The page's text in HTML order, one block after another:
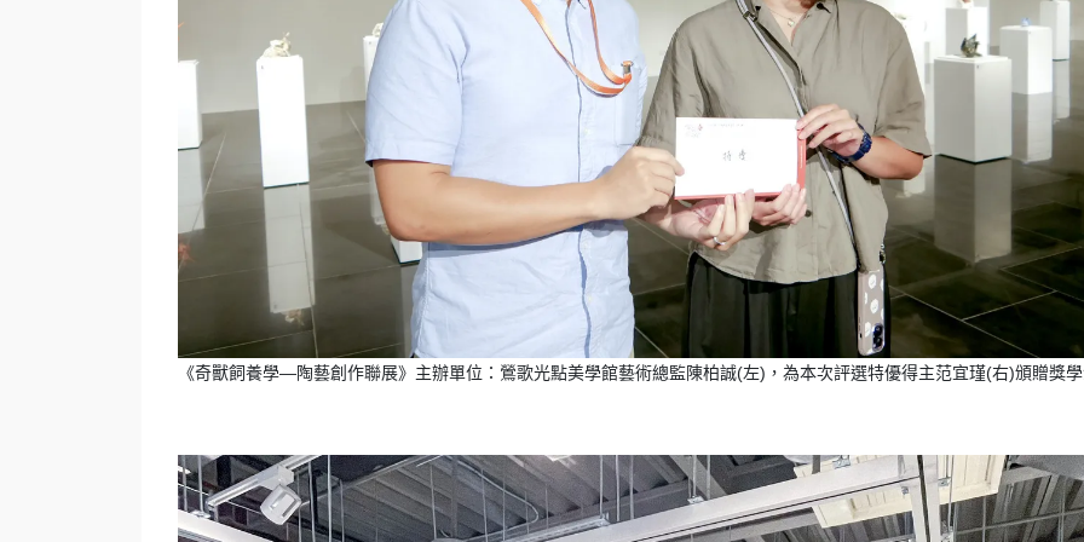
《奇獸飼養學—陶藝創作聯展》主辦單位：鶯歌光點美學館藝術總監陳柏誠(左)，為本次評選特優得主范宜瑾(右)頒贈獎